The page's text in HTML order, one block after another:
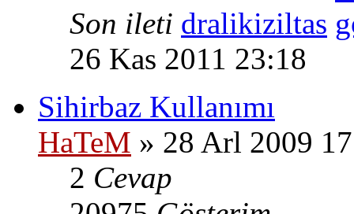
Son ileti dralikiziltas
26 Kas 2011 23:18
Sihirbaz Kullanımı
HaTeM » 28 Arl 2009
2 Cevap